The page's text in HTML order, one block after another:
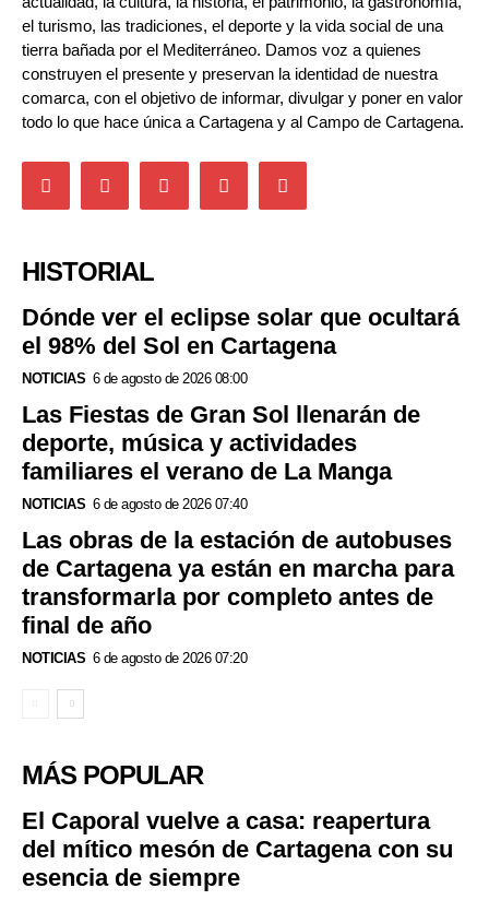
el turismo, las tradiciones, el deporte y la vida social de una
tierra bañada por el Mediterráneo. Damos voz a quienes
construyen el presente y preservan la identidad de nuestra
comarca, con el objetivo de informar, divulgar y poner en valor
todo lo que hace única a Cartagena y al Campo de Cartagena.
HISTORIAL
Dónde ver el eclipse solar que ocultará
el 98% del Sol en Cartagena
NOTICIAS 6 de agosto de 2026 08:00
Las Fiestas de Gran Sol llenarán de
deporte, música y actividades
familiares el verano de La Manga
NOTICIAS 6 de agosto de 2026 07:40
Las obras de la estación de autobuses
de Cartagena ya están en marcha para
transformarla por completo antes de
final de año
NOTICIAS 6 de agosto de 2026 07:20
MÁS POPULAR
El Caporal vuelve a casa: reapertura
del mítico mesón de Cartagena con su
esencia de siempre